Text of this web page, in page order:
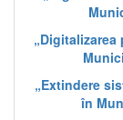
„Extindere
în